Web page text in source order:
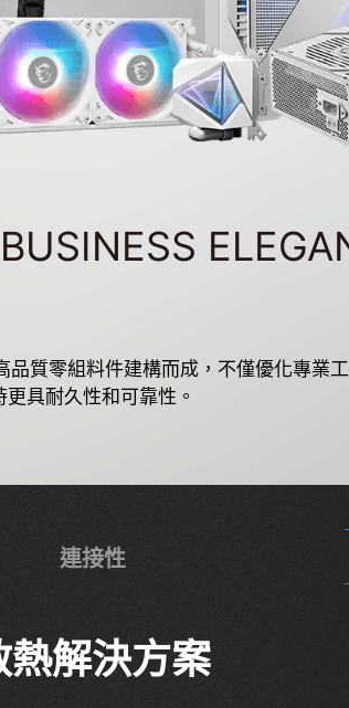
BUSINESS
品質零組料件建構而成，不僅優化專業
更具耐久性和可靠性。
連接性
獨家技術
熱解決方案